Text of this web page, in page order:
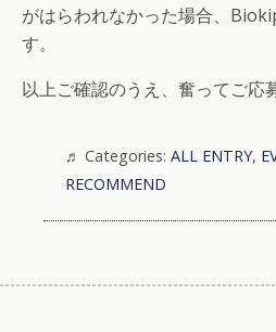
がはらわれなかった場合、
す。
以上ご確認のうえ、奮ってご応
Categories: ALL ENTRY,
RECOMMEND